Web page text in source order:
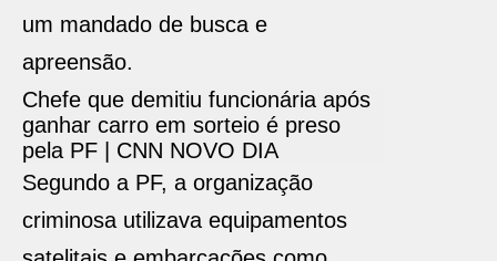
um mandado de busca e
apreensão.
Chefe que demitiu funcionária após
ganhar carro em sorteio é preso
pela PF | CNN NOVO DIA
Segundo a PF, a organização
criminosa utilizava equipamentos